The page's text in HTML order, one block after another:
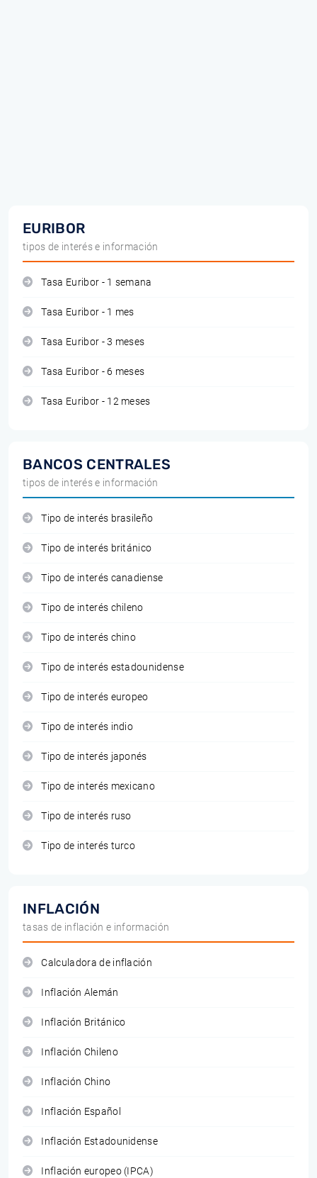
EURIBOR
tipos de interés e información
Tasa Euribor - 1 semana
Tasa Euribor - 1 mes
Tasa Euribor - 3 meses
Tasa Euribor - 6 meses
Tasa Euribor - 12 meses
BANCOS CENTRALES
tipos de interés e información
Tipo de interés brasileño
Tipo de interés británico
Tipo de interés canadiense
Tipo de interés chileno
Tipo de interés chino
Tipo de interés estadounidense
Tipo de interés europeo
Tipo de interés indio
Tipo de interés japonés
Tipo de interés mexicano
Tipo de interés ruso
Tipo de interés turco
INFLACIÓN
tasas de inflación e información
Calculadora de inflación
Inflación Alemán
Inflación Británico
Inflación Chileno
Inflación Chino
Inflación Español
Inflación Estadounidense
Inflación europeo (IPCA)